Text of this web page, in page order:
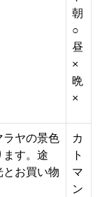
朝
○
昼
×
晩
×
ヤの景色
ます。途
お買い物
カ
ト
マ
ン